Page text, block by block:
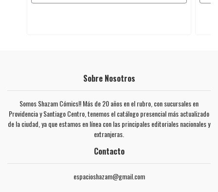
Sobre Nosotros
Somos Shazam Cómics!! Más de 20 años en el rubro, con sucursales en
Providencia y Santiago Centro, tenemos el catálogo presencial más actualizado
de la ciudad, ya que estamos en línea con las principales editoriales nacionales y
extranjeras.
Contacto
espacioshazam@gmail.com